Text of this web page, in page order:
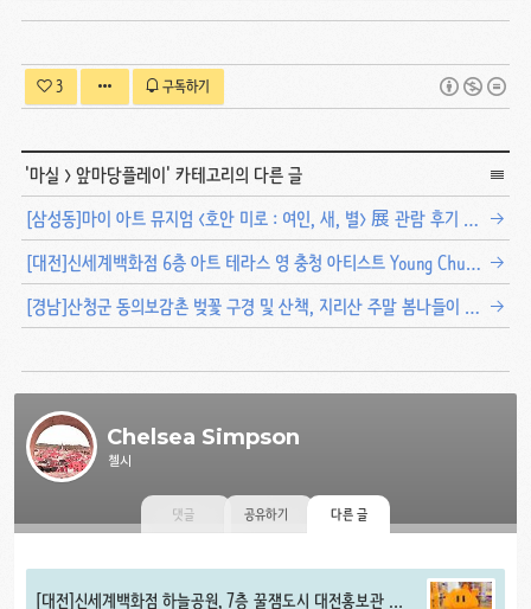
3 구독하기
'마실 >앞마당플레이' 카테고리의 다른 글
[삼성동]마이 아트 뮤지엄 <호안 미로 : 여인, 새, 별> 展 관람 후기 Joan Miró : Women, Birds, Stars
[대전]신세계백화점 6층 아트 테라스 영 충청 아티스트 Young Chungcheong Artist 展
[경남]산청군 동의보감촌 벚꽃 구경 및 산책, 지리산 주말 봄나들이 추천
Chelsea Simpson
첼시
댓글 공유하기 다른 글
[대전]신세계백화점 하늘공원, 7층 꿀잼도시 대전홍보관 꿈